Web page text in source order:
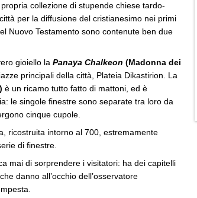
collezione di stupende chiese tardo-
per la diffusione del cristianesimo nei primi
Nuovo Testamento sono contenute ben due
gioiello la Panaya Chalkeon (Madonna dei
principali della città, Plateia Dikastirion. La
) è un ricamo tutto fatto di mattoni, ed è
le singole finestre sono separate tra loro da
cinque cupole.
ricostruita intorno al 700, estremamente
di finestre.
mai di sorprendere i visitatori: ha dei capitelli
danno all’occhio dell’osservatore